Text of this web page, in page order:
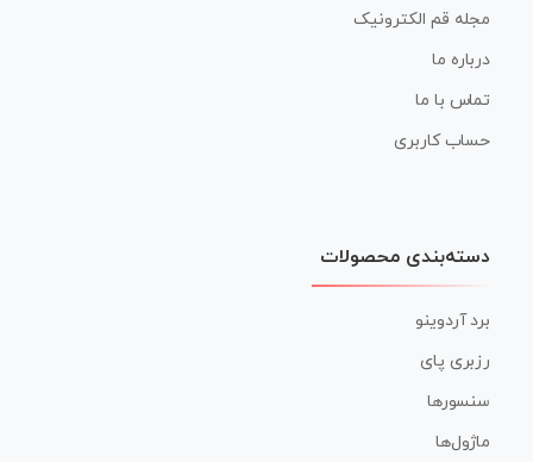
مجله قم الکترونیک
درباره ما
تماس با ما
حساب کاربری
دسته‌بندی محصولات
برد آردوینو
رزبری پای
سنسورها
ماژول‌ها